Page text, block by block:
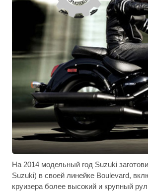
На 2014 модельный год Suzuki
Suzuki) в своей линейке Boulevard,
круизера более высокий и крупный